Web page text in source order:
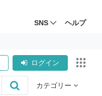
SNS ヘルプ
ログイン
カテゴリー